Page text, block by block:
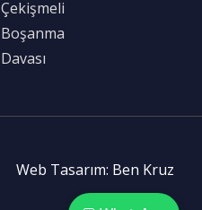
Çekişmeli
Boşanma
Davası
Web Tasarım: Ben Kruz